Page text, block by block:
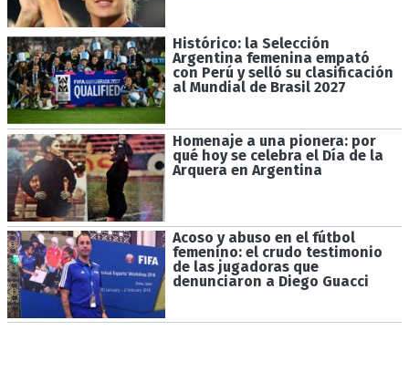
Histórico: la Selección
Argentina femenina empató
con Perú y selló su clasificación
al Mundial de Brasil 2027
Homenaje a una pionera: por
qué hoy se celebra el Día de la
Arquera en Argentina
Acoso y abuso en el fútbol
femenino: el crudo testimonio
de las jugadoras que
denunciaron a Diego Guacci